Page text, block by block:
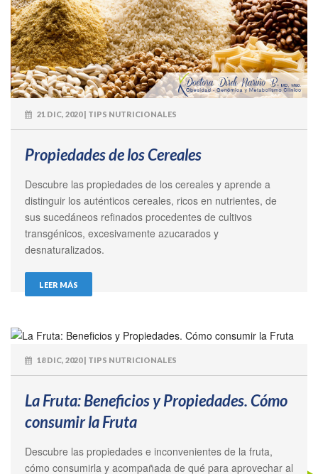
21 DIC, 2020 | TIPS NUTRICIONALES
Propiedades de los Cereales
Descubre las propiedades de los cereales y aprende a
distinguir los auténticos cereales, ricos en nutrientes, de
sus sucedáneos refinados procedentes de cultivos
transgénicos, excesivamente azucarados y
desnaturalizados.
LEER MÁS
18 DIC, 2020 | TIPS NUTRICIONALES
La Fruta: Beneficios y Propiedades. Cómo
consumir la Fruta
Descubre las propiedades e inconvenientes de la fruta,
cómo consumirla y acompañada de qué para aprovechar al